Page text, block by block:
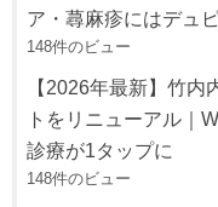
ア・蕁麻疹にはデュ
148件のビュー
【2026年最新】竹
トをリニューアル｜
診療が1タップに
148件のビュー